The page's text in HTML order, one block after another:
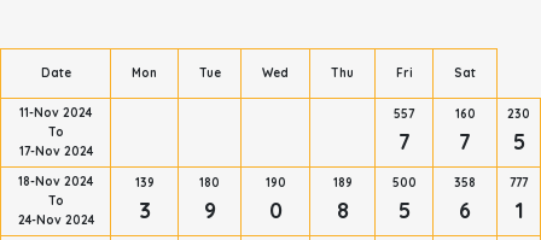
Date Mon Tue Wed Thu Fri Sat
11-Nov 2024
To
17-Nov 2024
557
7
160
7
230
5
18-Nov 2024
To
24-Nov 2024
139
3
180
9
190
0
189
8
500
5
358
6
777
1